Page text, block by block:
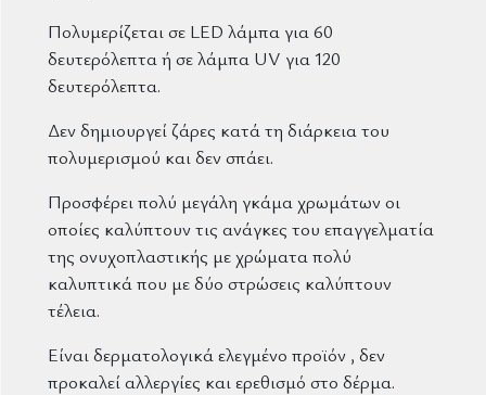
Πολυμερίζεται σε LED λάμπα για 60
δευτερόλεπτα ή σε λάμπα UV για 120
δευτερόλεπτα.
Δεν δημιουργεί ζάρες κατά τη διάρκεια του
πολυμερισμού και δεν σπάει.
Προσφέρει πολύ μεγάλη γκάμα χρωμάτων οι
οποίες καλύπτουν τις ανάγκες του επαγγελματία
της ονυχοπλαστικής με χρώματα πολύ
καλυπτικά που με δύο στρώσεις καλύπτουν
τέλεια.
Είναι δερματολογικά ελεγμένο προϊόν , δεν
προκαλεί αλλεργίες και ερεθισμό στο δέρμα.